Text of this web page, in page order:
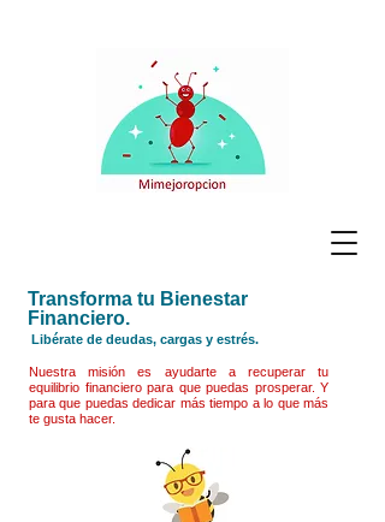
Transforma tu Bienestar
Financiero.
Libérate de deudas, cargas y estrés.
Nuestra misión es ayudarte a recuperar tu
equilibrio financiero para que puedas prosperar. Y
para que puedas dedicar más tiempo a lo que más
te gusta hacer.